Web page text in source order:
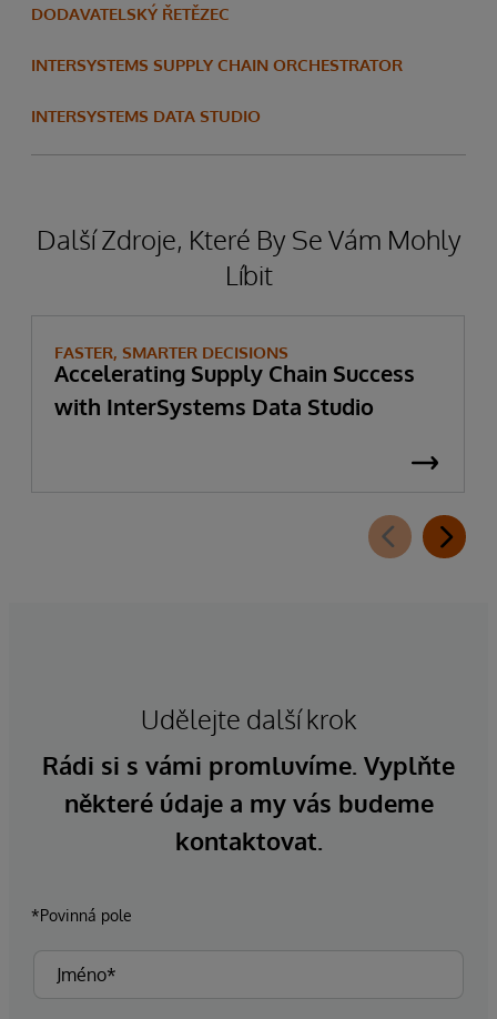
DODAVATELSKÝ ŘETĚZEC
INTERSYSTEMS SUPPLY CHAIN ORCHESTRATOR
INTERSYSTEMS DATA STUDIO
Další Zdroje, Které By Se Vám Mohly
Líbit
FASTER, SMARTER DECISIONS
Accelerating Supply Chain Success
with InterSystems Data Studio
Udělejte další krok
Rádi si s vámi promluvíme. Vyplňte
některé údaje a my vás budeme
kontaktovat.
*Povinná pole